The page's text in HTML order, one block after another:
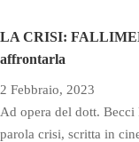
LA CRISI:
affrontarla
2 Febbraio, 2023
Ad opera del dott.
parola crisi, scritta in